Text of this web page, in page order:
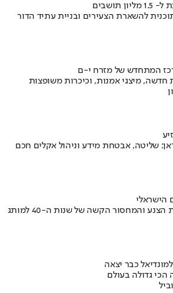
להשארת הצעירים ובניית עתיד הדור
המתחדש של מזרח י-ם
חדשה, מיצגי אמנות, וכיכרות משופצות
שליטה, אבטחת מידע וניהול אקלים חכם
הישראלי
איך אסם הפכה את תקופת הצנע והמחסור הקשה של שנות ה-40 למותג
כבר יצאה
הכי גדולה בעולם